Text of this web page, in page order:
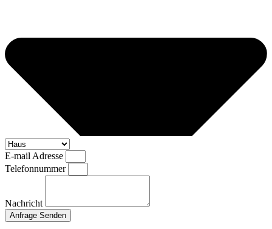
E-mail Adresse
Telefonnummer
Nachricht
Anfrage Senden